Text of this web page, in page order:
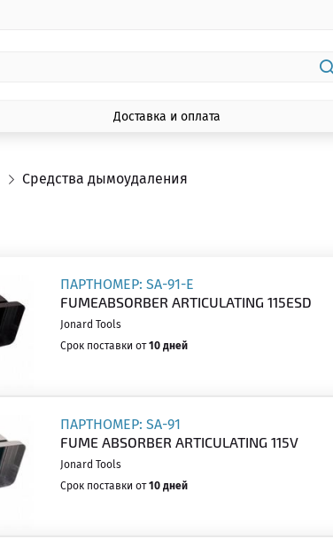
Доставка и оплата
Средства дымоудаления
ПАРТНОМЕР: SA-91-E
FUMEABSORBER ARTICULATING 115ESD
Jonard Tools
Срок поставки от10 дней
ПАРТНОМЕР: SA-91
FUME ABSORBER ARTICULATING 115V
Jonard Tools
Срок поставки от10 дней